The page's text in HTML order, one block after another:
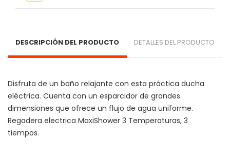
DESCRIPCIÓN DEL PRODUCTO DETALLES DEL PRODUCTO
Disfruta de un baño relajante con esta práctica ducha
eléctrica. Cuenta con un esparcidor de grandes
dimensiones que ofrece un flujo de agua uniforme.
Regadera electrica MaxiShower 3 Temperaturas, 3
tiempos.